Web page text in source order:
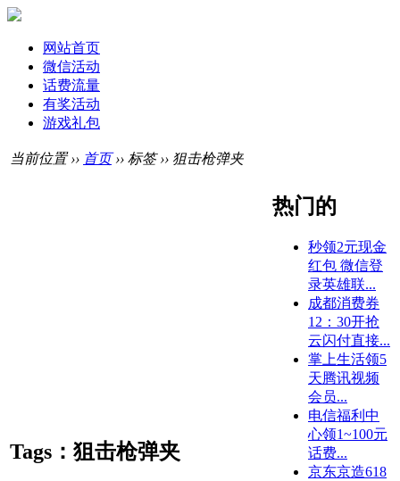
网站首页
微信活动
话费流量
有奖活动
游戏礼包
当前位置 ›› 首页›› 标签 ›› 狙击枪弹夹
Tags：狙击枪弹夹
热门的
秒领2元现金
红包 微信登
录英雄联...
成都消费券
12：30开抢
云闪付直接...
掌上生活领5
天腾讯视频
会员...
电信福利中
心领1~100元
话费...
京东京造618